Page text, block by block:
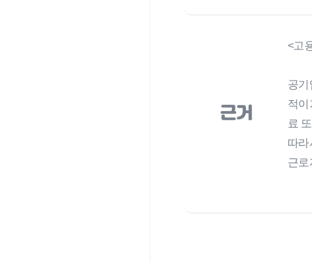
근거
<고
공기
적이
료
따라
근로